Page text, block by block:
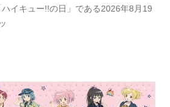
イキュー!!の日」である2026年8月19